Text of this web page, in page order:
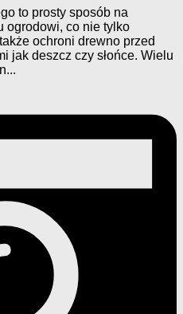
to prosty sposób na
ogrodowi, co nie tylko
ochroni drewno przed
jak deszcz czy słońce. Wielu